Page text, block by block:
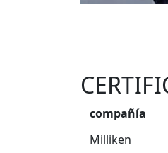
compañía
Milliken